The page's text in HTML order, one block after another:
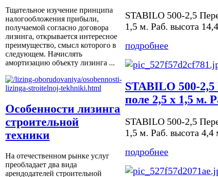
Тщательное изучение принципа
налогообложения прибыли,
получаемой согласно договора
лизинга, открывается интересное
преимущество, смысл которого в
следующем. Начислять
амортизацию объекту лизинга ...
Особенности лизинга
строительной
техники
На отечественном рынке услуг
преобладает два вида
арендодателей строительной
STABILO 500-2,5
1,5 м. Раб. высота
подробнее
STABILO 500-
поле 2,5 х 1,5 м.
STABILO 500-2,5
1,5 м. Раб. высота 4,4
подробнее